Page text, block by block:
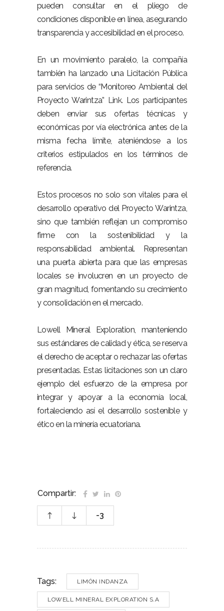
pueden consultar en el pliego de
condiciones disponible en línea, asegurando
transparencia y accesibilidad en el proceso.
En un movimiento paralelo, la compañía
también ha lanzado una Licitación Pública
para servicios de “Monitoreo Ambiental del
Proyecto Warintza” Link. Los participantes
deben enviar sus ofertas técnicas y
económicas por vía electrónica antes de la
misma fecha límite, ateniéndose a los
criterios estipulados en los términos de
referencia.
Estos procesos no solo son vitales para el
desarrollo operativo del Proyecto Warintza,
sino que también reflejan un compromiso
firme con la sostenibilidad y la
responsabilidad ambiental. Representan
una puerta abierta para que las empresas
locales se involucren en un proyecto de
gran magnitud, fomentando su crecimiento
y consolidación en el mercado.
Lowell Mineral Exploration, manteniendo
sus estándares de calidad y ética, se reserva
el derecho de aceptar o rechazar las ofertas
presentadas. Estas licitaciones son un claro
ejemplo del esfuerzo de la empresa por
integrar y apoyar a la economía local,
fortaleciendo así el desarrollo sostenible y
ético en la minería ecuatoriana.
Compartir:
-3
Tags: LIMÓN INDANZA
LOWELL MINERAL EXPLORATION S.A